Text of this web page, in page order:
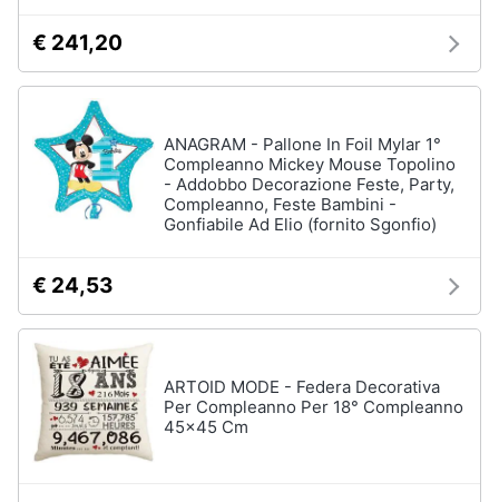
tutti
Boxing
days
Giocattoli
Boxing
€ 241,20
ANAGRAM - Pallone In Foil Mylar 1°
Compleanno Mickey Mouse Topolino
- Addobbo Decorazione Feste, Party,
Compleanno, Feste Bambini -
Gonfiabile Ad Elio (fornito Sgonfio)
€ 24,53
ARTOID MODE - Federa Decorativa
Per Compleanno Per 18° Compleanno
45x45 Cm